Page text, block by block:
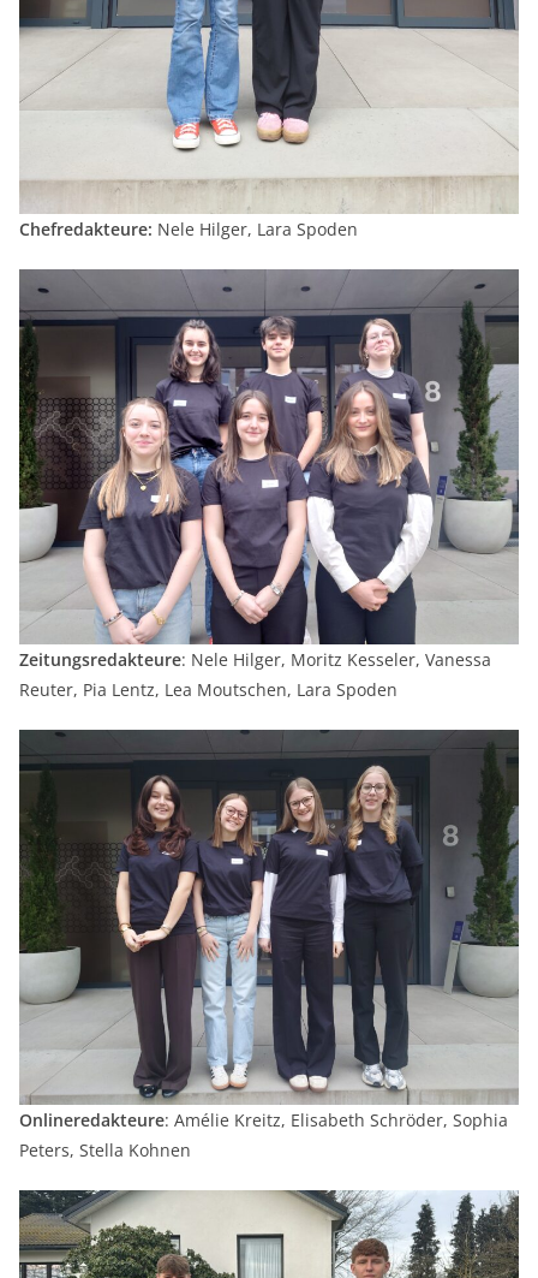
Chefredakteure: Nele Hilger, Lara Spoden
Zeitungsredakteure: Nele Hilger, Moritz Kesseler, Vanessa
Reuter, Pia Lentz, Lea Moutschen, Lara Spoden
Onlineredakteure: Amélie Kreitz, Elisabeth Schröder, Sophia
Peters, Stella Kohnen